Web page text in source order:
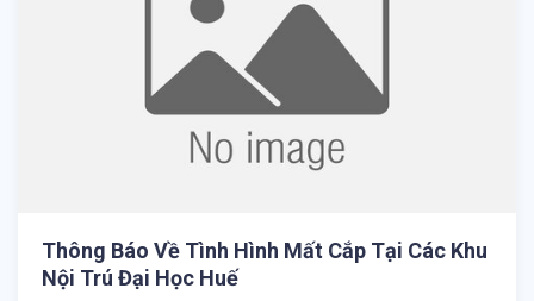
Thông Báo Về Tình Hình Mất Cắp Tại Các Khu
Nội Trú Đại Học Huế